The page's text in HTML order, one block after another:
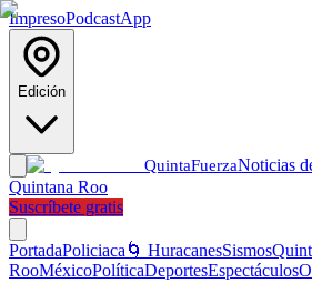
ImpresoPodcastApp
Edición
QuintaFuerzaNoticias
Quintana Roo
Suscríbete gratis
PortadaPoliciaca 🌀 HuracanesSismos
RooMéxicoPolíticaDeportesEspectáculos